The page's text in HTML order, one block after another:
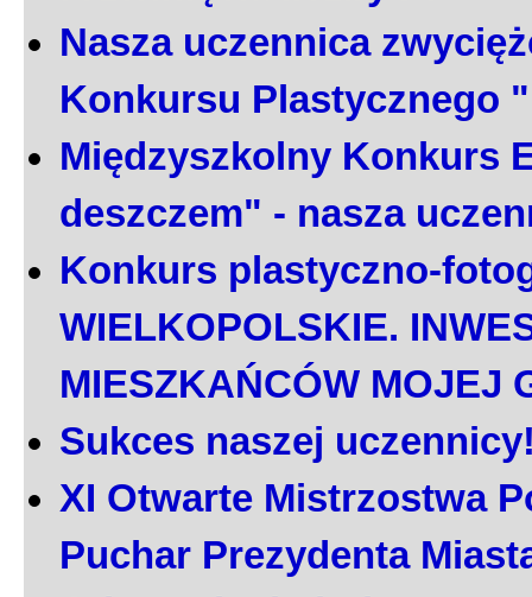
Nasza uczennica
Konkursu Plastycznego
Międzyszkolny Konkurs
deszczem" - nasza
Konkurs plastyczno-
WIELKOPOLSKIE.
MIESZKAŃCÓW MOJEJ
Sukces naszej
XI Otwarte Mistrzostwa
Puchar Prezydenta